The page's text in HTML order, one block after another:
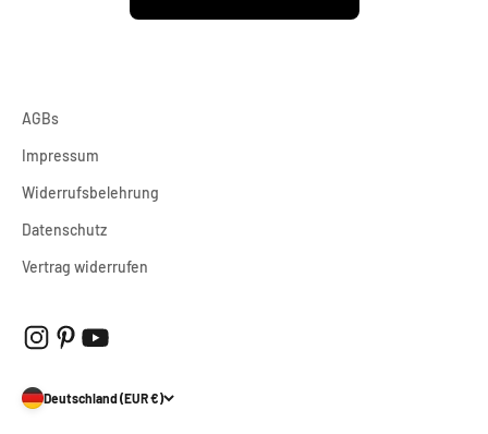
AGBs
Impressum
Widerrufsbelehrung
Datenschutz
Vertrag widerrufen
Deutschland (EUR €)